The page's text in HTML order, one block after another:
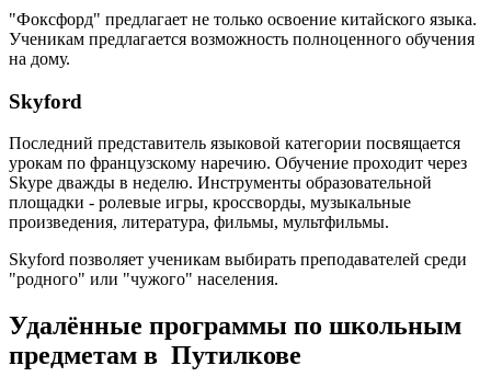
"Фоксфорд" предлагает не только освоение китайского языка.
Ученикам предлагается возможность полноценного обучения
на дому.
Skyford
Последний представитель языковой категории посвящается
урокам по французскому наречию. Обучение проходит через
Skype дважды в неделю. Инструменты образовательной
площадки - ролевые игры, кроссворды, музыкальные
произведения, литература, фильмы, мультфильмы.
Skyford позволяет ученикам выбирать преподавателей среди
"родного" или "чужого" населения.
Удалённые программы по школьным
предметам в Путилкове